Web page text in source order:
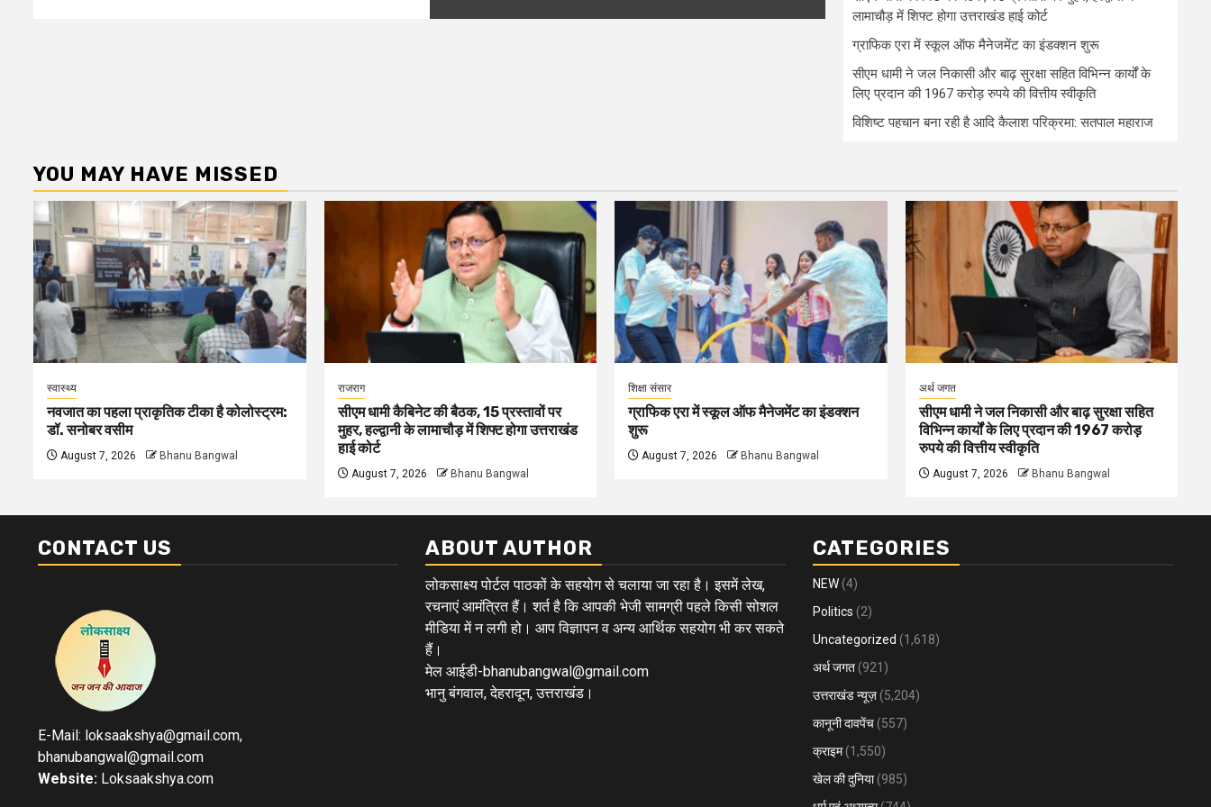
लामाचौड़ में शिफ्ट होगा उत्तराखंड हाई कोर्ट
ग्राफिक एरा में स्कूल ऑफ मैनेजमेंट का इंडक्शन शुरू
सीएम धामी ने जल निकासी और बाढ़ सुरक्षा सहित विभिन्न कार्यों के
लिए प्रदान की 1967 करोड़ रुपये की वित्तीय स्वीकृति
विशिष्ट पहचान बना रही है आदि कैलाश परिक्रमा: सतपाल महाराज
YOU MAY HAVE MISSED
स्वास्थ्य
नवजात का पहला प्राकृतिक टीका है कोलोस्ट्रम:
डॉ. सनोबर वसीम
August 7, 2026 Bhanu Bangwal
राजराग
सीएम धामी कैबिनेट की बैठक, 15 प्रस्तावों पर
मुहर, हल्द्वानी के लामाचौड़ में शिफ्ट होगा उत्तराखंड
हाई कोर्ट
August 7, 2026 Bhanu Bangwal
शिक्षा संसार
ग्राफिक एरा में स्कूल ऑफ मैनेजमेंट का इंडक्शन
शुरू
August 7, 2026 Bhanu Bangwal
अर्थ जगत
सीएम धामी ने जल निकासी और बाढ़ सुरक्षा सहित
विभिन्न कार्यों के लिए प्रदान की 1967 करोड़
रुपये की वित्तीय स्वीकृति
August 7, 2026 Bhanu Bangwal
CONTACT US
E-Mail: loksaakshya@gmail.com,
bhanubangwal@gmail.com
Website: Loksaakshya.com
ABOUT AUTHOR
लोकसाक्ष्य पोर्टल पाठकों के सहयोग से चलाया जा रहा है। इसमें लेख,
रचनाएं आमंत्रित हैं। शर्त है कि आपकी भेजी सामग्री पहले किसी सोशल
मीडिया में न लगी हो। आप विज्ञापन व अन्य आर्थिक सहयोग भी कर सकते
हैं।
मेल आईडी-bhanubangwal@gmail.com
भानु बंगवाल, देहरादून, उत्तराखंड।
CATEGORIES
NEW (4)
Politics (2)
Uncategorized (1,618)
अर्थ जगत (921)
उत्तराखंड न्यूज़ (5,204)
कानूनी दावपेंच (557)
क्राइम(1,550)
खेल की दुनिया(985)